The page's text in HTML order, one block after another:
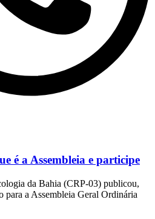
é a Assembleia e participe
da Bahia (CRP-03) publicou,
para a Assembleia Geral Ordinária